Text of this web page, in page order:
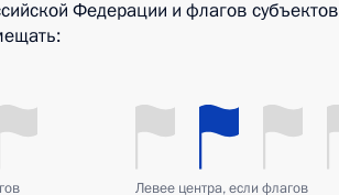
Федерации и флагов субъектов
Левее центра, если флагов